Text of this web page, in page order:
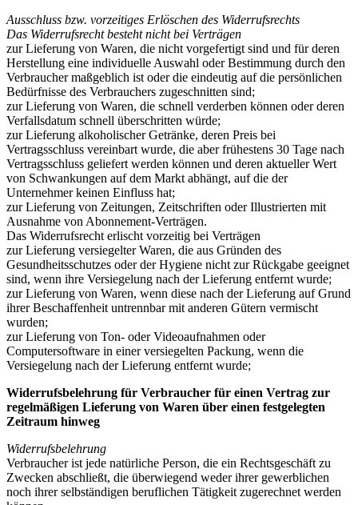
Ausschluss bzw. vorzeitiges Erlöschen des Widerrufsrechts
Das Widerrufsrecht besteht nicht bei Verträgen
zur Lieferung von Waren, die nicht vorgefertigt sind und für deren
Herstellung eine individuelle Auswahl oder Bestimmung durch den
Verbraucher maßgeblich ist oder die eindeutig auf die persönlichen
Bedürfnisse des Verbrauchers zugeschnitten sind;
zur Lieferung von Waren, die schnell verderben können oder deren
Verfallsdatum schnell überschritten würde;
zur Lieferung alkoholischer Getränke, deren Preis bei
Vertragsschluss vereinbart wurde, die aber frühestens 30 Tage nach
Vertragsschluss geliefert werden können und deren aktueller Wert
von Schwankungen auf dem Markt abhängt, auf die der
Unternehmer keinen Einfluss hat;
zur Lieferung von Zeitungen, Zeitschriften oder Illustrierten mit
Ausnahme von Abonnement-Verträgen.
Das Widerrufsrecht erlischt vorzeitig bei Verträgen
zur Lieferung versiegelter Waren, die aus Gründen des
Gesundheitsschutzes oder der Hygiene nicht zur Rückgabe geeignet
sind, wenn ihre Versiegelung nach der Lieferung entfernt wurde;
zur Lieferung von Waren, wenn diese nach der Lieferung auf Grund
ihrer Beschaffenheit untrennbar mit anderen Gütern vermischt
wurden;
zur Lieferung von Ton- oder Videoaufnahmen oder
Computersoftware in einer versiegelten Packung, wenn die
Versiegelung nach der Lieferung entfernt wurde;
Widerrufsbelehrung für Verbraucher für einen Vertrag zur
regelmäßigen Lieferung von Waren über einen festgelegten
Zeitraum hinweg
Widerrufsbelehrung
Verbraucher ist jede natürliche Person, die ein Rechtsgeschäft zu
Zwecken abschließt, die überwiegend weder ihrer gewerblichen
noch ihrer selbständigen beruflichen Tätigkeit zugerechnet werden